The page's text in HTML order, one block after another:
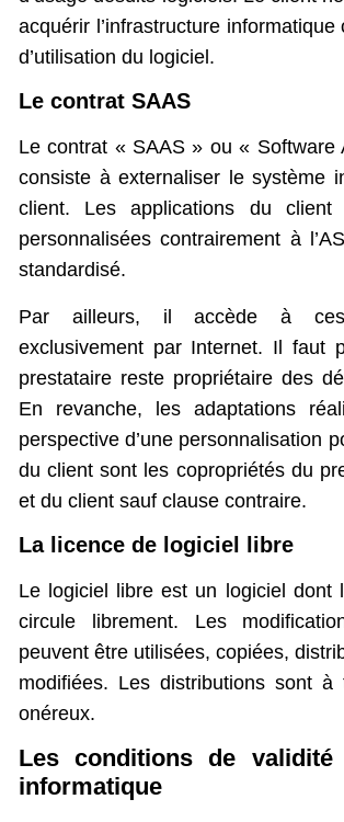
acquérir l’infrastructure
d’utilisation du logiciel.
Le contrat SAAS
Le contrat « SAAS » ou « Software
consiste à externaliser le système
client. Les applications du client
personnalisées contrairement à
standardisé.
Par ailleurs, il accède à ces
exclusivement par Internet. Il faut
prestataire reste propriétaire des
En revanche, les adaptations
perspective d’une personnalisation
du client sont les copropriétés du
et du client sauf clause contraire.
La licence de logiciel libre
Le logiciel libre est un logiciel dont
circule librement. Les
peuvent être utilisées, copiées,
modifiées. Les distributions sont à
onéreux.
Les conditions de
informatique